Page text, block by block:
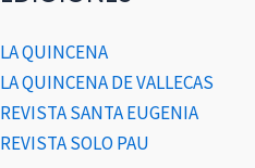
LA QUINCENA
LA QUINCENA DE VALLECAS
REVISTA SANTA EUGENIA
REVISTA SOLO PAU